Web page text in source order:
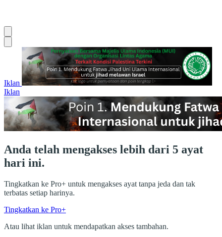
Iklan
Iklan
Anda telah mengakses lebih dari 5 ayat
hari ini.
Tingkatkan ke Pro+ untuk mengakses ayat tanpa jeda dan tak
terbatas setiap harinya.
Tingkatkan ke Pro+
Atau lihat iklan untuk mendapatkan akses tambahan.